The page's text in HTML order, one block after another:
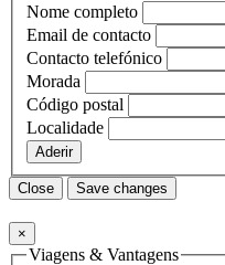
Nome completo
Email de contacto
Contacto telefónico
Morada
Código postal
Localidade
Aderir
Close Save changes
×
Viagens & Vantagens